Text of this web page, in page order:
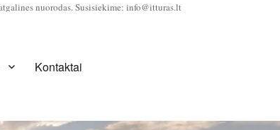
nuorodas. Susisiekime: info@itturas.lt
Kontaktai